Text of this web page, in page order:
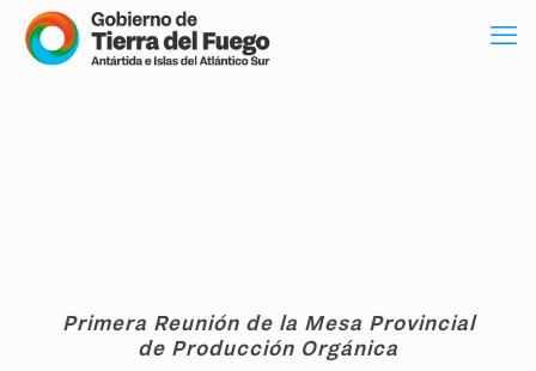
Primera Reunión de la Mesa Provincial
de Producción Orgánica